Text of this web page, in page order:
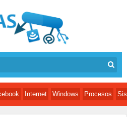
Internet Windows Procesos